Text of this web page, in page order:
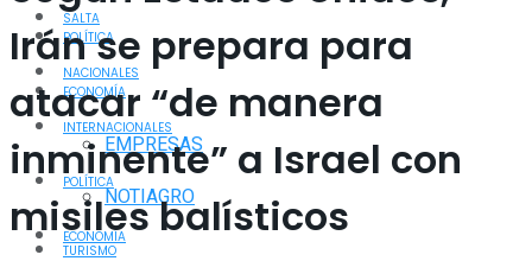
POLÍTICA
ECONOMÍA
EMPRESAS
NOTIAGRO
TURISMO
SALTA
NACIONALES
INTERNACIONALES
POLÍTICA
ECONOMÍA
Irán se prepara para
atacar “de manera
inminente” a Israel con
misiles balísticos